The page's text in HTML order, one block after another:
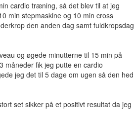
cardio træning, så det blev til at jeg
min stepmaskine og 10 min cross
den anden dag samt fuldkropsdag
og øgede minutterne til 15 min på
måneder fik jeg putte en cardio
jeg det til 5 dage om ugen så den hed
set sikker på et positivt resultat da jeg